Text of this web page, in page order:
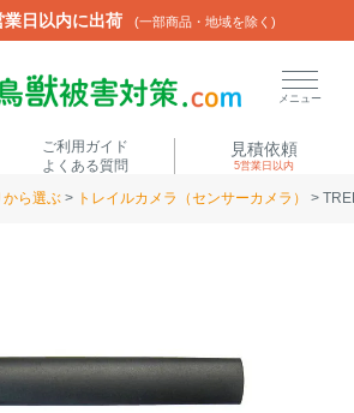
日以内に出荷 (一部商品・地域を除く)
メニュー
ご利用ガイド
よくある質問
見積依頼
5営業日以内
から選ぶ トレイルカメラ（センサーカメラ）
以内に出荷 (一部商品・地域を除く)
閉じる